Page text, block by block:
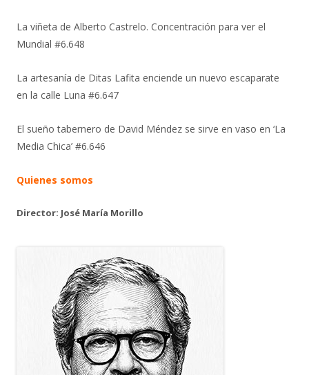
La viñeta de Alberto Castrelo. Concentración para ver el
Mundial #6.648
La artesanía de Ditas Lafita enciende un nuevo escaparate
en la calle Luna #6.647
El sueño tabernero de David Méndez se sirve en vaso en ‘La
Media Chica’ #6.646
Quienes somos
Director: José María Morillo